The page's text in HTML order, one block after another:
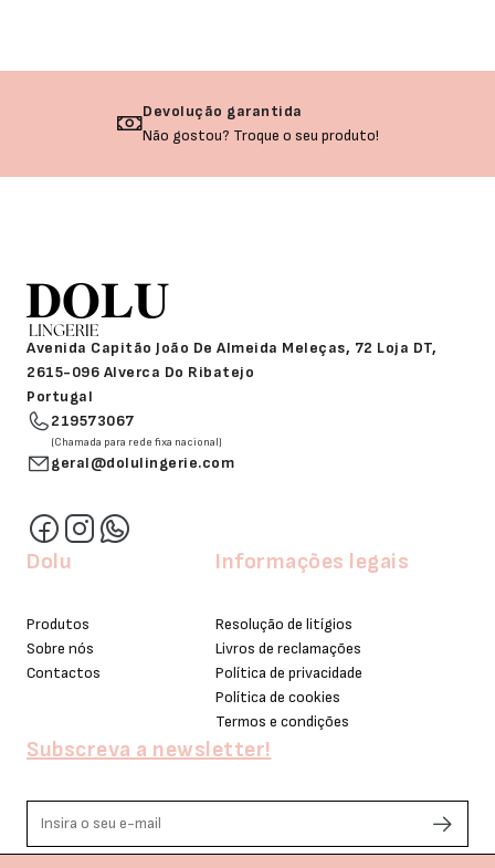
Devolução garantida
Não gostou? Troque o seu produto!
Avenida Capitão João De Almeida Meleças, 72 Loja DT,
2615-096 Alverca Do Ribatejo
Portugal
219573067
(Chamada para rede fixa nacional)
geral@dolulingerie.com
Dolu
Produtos
Sobre nós
Contactos
Informações legais
Resolução de litígios
Livros de reclamações
Política de privacidade
Política de cookies
Termos e condições
Subscreva a newsletter!